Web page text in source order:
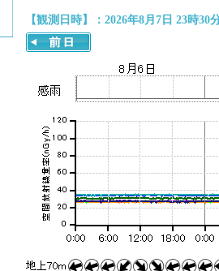
【観測日時】：2026年8月7日 23時30